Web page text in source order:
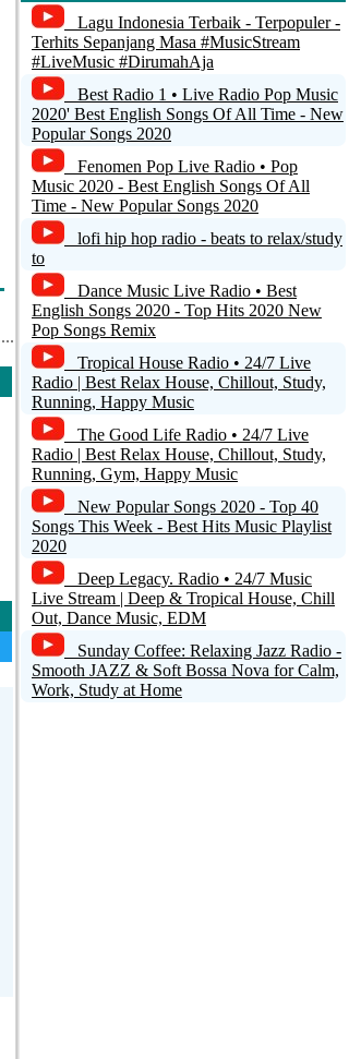
Радио Мария - Киев 69,68 FM
Радио Мария - Киев 69,68 FM
Радио Мария - Киев 69,68 FM
Lagu Indonesia Terbaik - Terpopuler -
Terhits Sepanjang Masa #MusicStream
#LiveMusic #DirumahAja
Best Radio 1 • Live Radio Pop Music
2020' Best English Songs Of All Time - New
Popular Songs 2020
Fenomen Pop Live Radio • Pop
Music 2020 - Best English Songs Of All
Time - New Popular Songs 2020
lofi hip hop radio - beats to relax/study
to
Dance Music Live Radio • Best
English Songs 2020 - Top Hits 2020 New
Pop Songs Remix
Tropical House Radio • 24/7 Live
Radio | Best Relax House, Chillout, Study,
Running, Happy Music
The Good Life Radio • 24/7 Live
Radio | Best Relax House, Chillout, Study,
Running, Gym, Happy Music
New Popular Songs 2020 - Top 40
Songs This Week - Best Hits Music Playlist
2020
Deep Legacy. Radio • 24/7 Music
Live Stream | Deep & Tropical House, Chill
Out, Dance Music, EDM
Sunday Coffee: Relaxing Jazz Radio -
Smooth JAZZ & Soft Bossa Nova for Calm,
Work, Study at Home